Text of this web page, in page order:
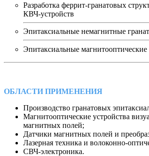
Разработка феррит-гранатовых
КВЧ-устройств
Эпитаксиальные немагнитные
Эпитаксиальные
ОБЛАСТИ ПРИМЕНЕНИЯ
Производство гранатовых
Магнитооптические устройства
магнитных полей;
Датчики магнитных полей и
Лазерная техника и волоконно-
СВЧ-электроника.